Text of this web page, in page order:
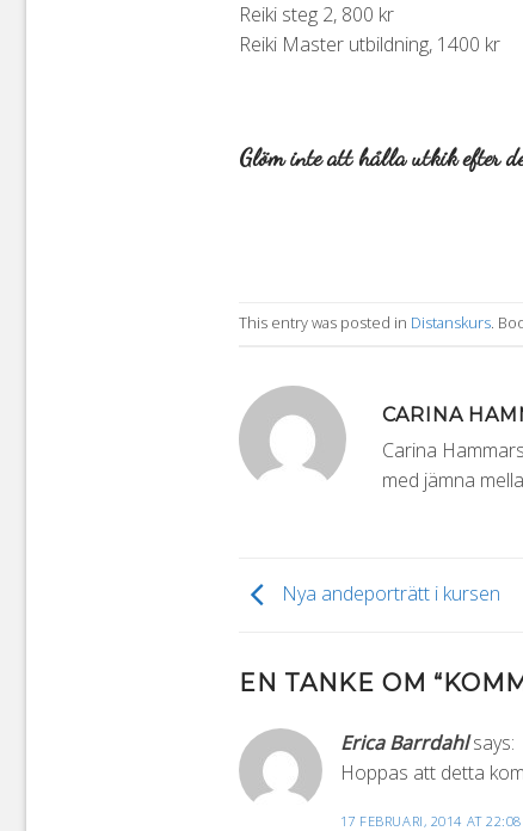
Reiki steg 2, 800 kr
Reiki Master utbildning, 1400 kr
Glöm inte att hålla utkik efter
This entry was posted in Distanskurs.
CARINA
Carina
med jämna
Nya andeporträtt i kursen
EN TANKE OM “
Erica Barrdahl says:
Hoppas att detta
17 FEBRUARI, 2014 AT 22:08